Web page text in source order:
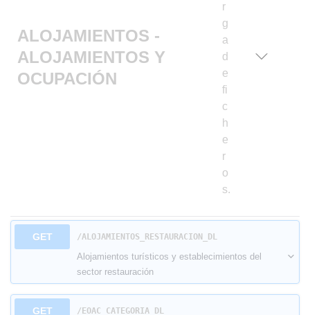
ALOJAMIENTOS -
ALOJAMIENTOS Y
OCUPACIÓN
r
g
a
d
e
fi
c
h
e
r
o
s.
GET ​/ALOJAMIENTOS_RESTAURACION_DL
Alojamientos turísticos y establecimientos del
sector restauración
GET ​/EOAC_CATEGORIA_DL